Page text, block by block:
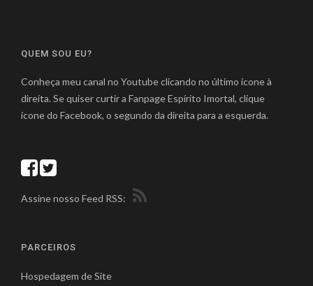
QUEM SOU EU?
Conheça meu canal no Youtube clicando no último ícone à
direita. Se quiser curtir a Fanpage Espírito Imortal, clique
ícone do Facebook, o segundo da direita para a esquerda.
Assine nosso Feed RSS:
PARCEIROS
Hospedagem de Site